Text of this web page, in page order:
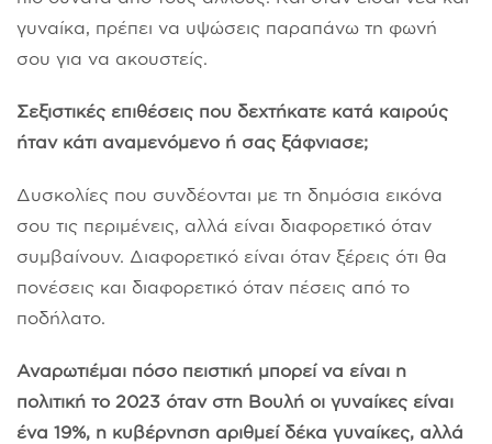
γυναίκα, πρέπει να υψώσεις παραπάνω τη φωνή
σου για να ακουστείς.
Σεξιστικές επιθέσεις που δεχτήκατε κατά καιρούς
ήταν κάτι αναμενόμενο ή σας ξάφνιασε;
Δυσκολίες που συνδέονται με τη δημόσια εικόνα
σου τις περιμένεις, αλλά είναι διαφορετικό όταν
συμβαίνουν. Διαφορετικό είναι όταν ξέρεις ότι θα
πονέσεις και διαφορετικό όταν πέσεις από το
ποδήλατο.
Αναρωτιέμαι πόσο πειστική μπορεί να είναι η
πολιτική το 2023 όταν στη Βουλή οι γυναίκες είναι
ένα 19%, η κυβέρνηση αριθμεί δέκα γυναίκες, αλλά